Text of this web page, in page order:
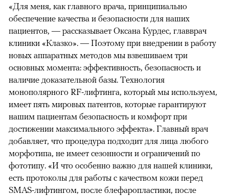
«Для меня, как главного врача, принципиально
обеспечение качества и безопасности для наших
пациентов, — рассказывает Оксана Курдес, главврач
клиники «Клазко». — Поэтому при внедрении в работу
новых аппаратных методов мы взвешиваем три
основных момента: эффективность, безопасность и
наличие доказательной базы. Технология
монополярного RF-лифтинга, который мы используем,
имеет пять мировых патентов, которые гарантируют
нашим пациентам безопасность и комфорт при
достижении максимального эффекта». Главный врач
добавляет, что процедура подходит для лица любого
морфотипа, не имеет сезонности и ограничений по
фототипу. «И что особенно важно для нашей клиники,
есть протоколы для работы с качеством кожи перед
SMAS-лифтингом, после блефаропластики, после